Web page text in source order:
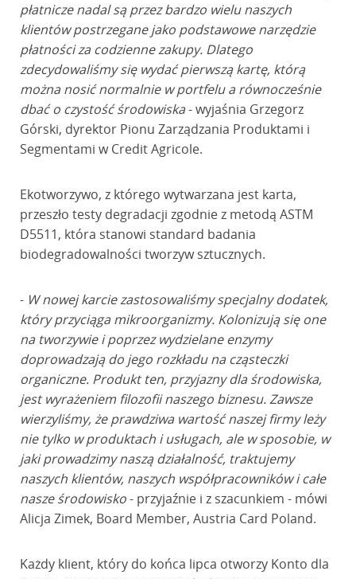
płatnicze nadal są przez bardzo wielu naszych
klientów postrzegane jako podstawowe narzędzie
płatności za codzienne zakupy. Dlatego
zdecydowaliśmy się wydać pierwszą kartę, którą
można nosić normalnie w portfelu a równocześnie
dbać o czystość środowiska- wyjaśnia Grzegorz
Górski, dyrektor Pionu Zarządzania Produktami i
Segmentami w Credit Agricole.
Ekotworzywo, z którego wytwarzana jest karta,
przeszło testy degradacji zgodnie z metodą ASTM
D5511, która stanowi standard badania
biodegradowalności tworzyw sztucznych.
- W nowej karcie zastosowaliśmy specjalny dodatek,
który przyciąga mikroorganizmy. Kolonizują się one
na tworzywie i poprzez wydzielane enzymy
doprowadzają do jego rozkładu na cząsteczki
organiczne. Produkt ten, przyjazny dla środowiska,
jest wyrażeniem filozofii naszego biznesu. Zawsze
wierzyliśmy, że prawdziwa wartość naszej firmy leży
nie tylko w produktach i usługach, ale w sposobie, w
jaki prowadzimy naszą działalność, traktujemy
naszych klientów, naszych współpracowników i całe
nasze środowisko- przyjaźnie i z szacunkiem - mówi
Alicja Zimek, Board Member, Austria Card Poland.
Każdy klient, który do końca lipca otworzy Konto dla